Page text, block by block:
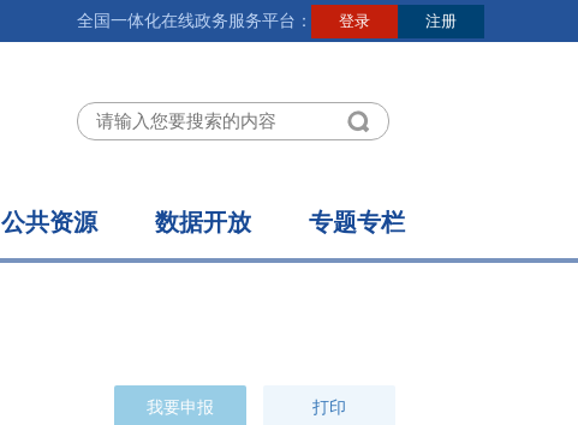
全国一体化在线政务服务平台：
公共资源 数据开放 专题专栏
我要申报 打印